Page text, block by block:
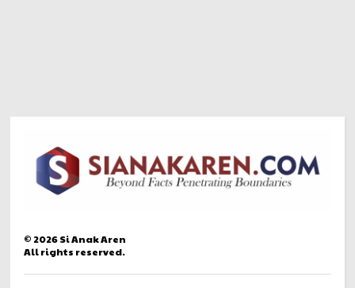
© 2026Si Anak Aren
All rights reserved.